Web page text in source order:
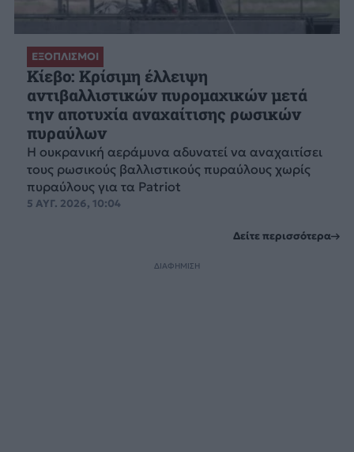
ΕΞΟΠΛΙΣΜΟΙ
Κίεβο: Κρίσιμη έλλειψη
αντιβαλλιστικών πυρομαχικών μετά
την αποτυχία αναχαίτισης ρωσικών
πυραύλων
Η ουκρανική αεράμυνα αδυνατεί να αναχαιτίσει
τους ρωσικούς βαλλιστικούς πυραύλους χωρίς
πυραύλους για τα Patriot
5 ΑΥΓ. 2026, 10:04
Δείτε περισσότερα
ΔΙΑΦΗΜΙΣΗ